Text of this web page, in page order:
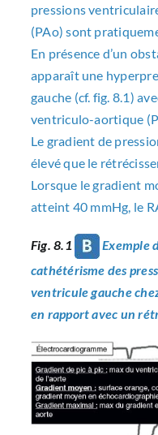
pressions
(PAo) sont
En présence d’un
apparaît une
gauche (cf. fig. 8.1)
ventriculo-aortique
Le gradient de
élevé que le
Lorsque le gradient
atteint 40 mmHg, le
Fig. 8.1
Exemple
cathétérisme des
ventricule gauche
en rapport avec un